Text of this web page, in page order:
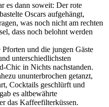
es dann soweit: Der rote
Oscars aufgehängt,
was noch nicht am rechten
dass noch belohnt werden
und die jungen Gäste
unterschiedlichsten
Chic in Nichts nachstanden.
ununterbrochen getanzt,
Cocktails geschlürft und
es altbewährte
das Kaffeefilterküssen.